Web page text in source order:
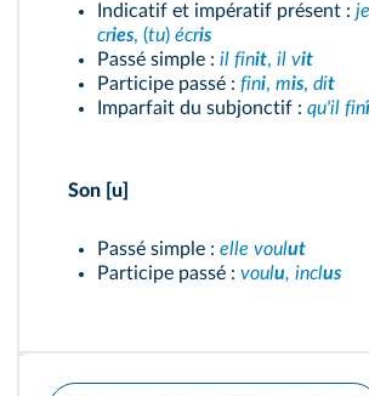
Indicatif et impératif présent :
cries, (tu) écris
Passé simple : il finit, il vit
Participe passé : fini, mis, dit
Imparfait du subjonctif : qu'il fin
Son [u]
Passé simple : elle voulut
Participe passé : voulu, inclus